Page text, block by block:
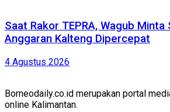
Saat Rakor TEPRA, Wagub Minta
Anggaran Kalteng Dipercepat
4 Agustus 2026
Borneodaily.co.id merupakan portal
online Kalimantan.